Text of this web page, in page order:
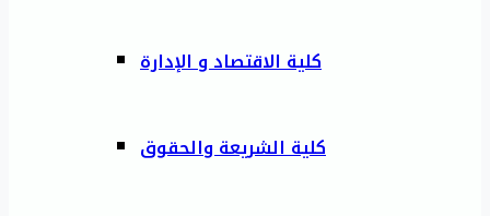
كلية الاقتصاد و الإدارة
كلية الشريعة والحقوق